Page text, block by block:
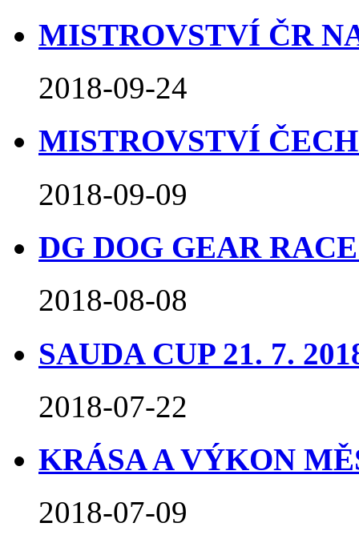
MISTROVSTVÍ ČR
2018-09-24
MISTROVSTVÍ ČECH
2018-09-09
DG DOG GEAR
2018-08-08
SAUDA CUP 21. 7.
2018-07-22
KRÁSA A VÝKON
2018-07-09